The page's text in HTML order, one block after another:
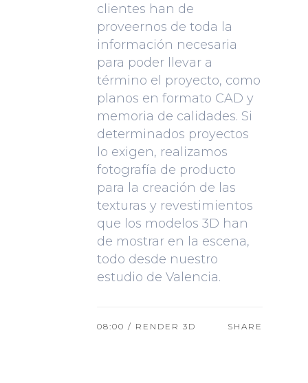
clientes han de
proveernos de toda la
información necesaria
para poder llevar a
término el proyecto, como
planos en formato CAD y
memoria de calidades. Si
determinados proyectos
lo exigen, realizamos
fotografía de producto
para la creación de las
texturas y revestimientos
que los modelos 3D han
de mostrar en la escena,
todo desde nuestro
estudio de Valencia.
08:00 / RENDER 3D SHARE